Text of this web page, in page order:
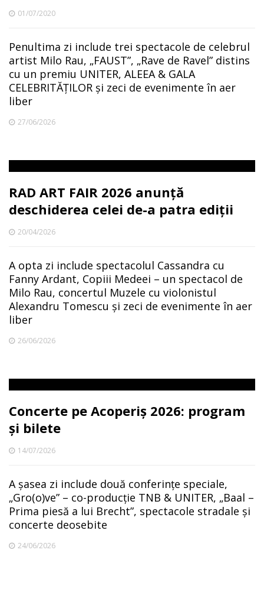
01/07/2020
Penultima zi include trei spectacole de celebrul
artist Milo Rau, „FAUST”, „Rave de Ravel” distins
cu un premiu UNITER, ALEEA & GALA
CELEBRITĂȚILOR și zeci de evenimente în aer
liber
27/06/2026
RAD ART FAIR 2026 anunță
deschiderea celei de-a patra ediții
20/04/2026
A opta zi include spectacolul Cassandra cu
Fanny Ardant, Copiii Medeei – un spectacol de
Milo Rau, concertul Muzele cu violonistul
Alexandru Tomescu și zeci de evenimente în aer
liber
26/06/2026
Concerte pe Acoperiș 2026: program
și bilete
14/07/2026
A șasea zi include două conferințe speciale,
„Gro(o)ve” – co-producție TNB & UNITER, „Baal –
Prima piesă a lui Brecht”, spectacole stradale și
concerte deosebite
24/06/2026